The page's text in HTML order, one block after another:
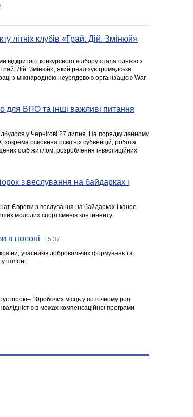
літніх клубів «Грай. Дій. Змінюй»
відкритого конкурсного відбору стала однією з
Дій. Змінюй», який реалізує громадська
з міжнародною неурядовою організацією War
для ВПО та інші важливі питання
у Чернігові 27 липня. На порядку денному
освоєння освітніх субвенцій, робота
осіб житлом, розроблення інвестиційних
з веслування на байдарках і
Європи з веслування на байдарках і каное
молодих спортсменів континенту.
в полоні 15:37
учасників добровольчих формувань та
у полоні.
10робочих місць у поточному році
в межах компенсаційної програми